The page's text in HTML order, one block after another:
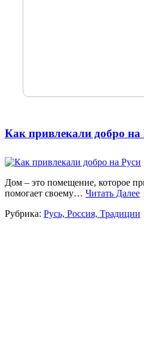
Как привлекали добро на
Дом – это помещение, которое
помогает своему… Читать Далее
Рубрика: Русь, Россия, Традиции